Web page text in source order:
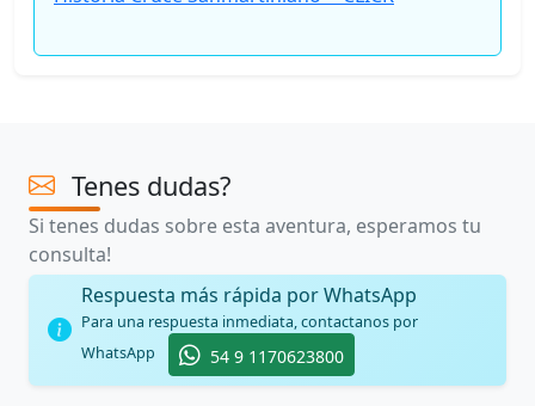
Tenes dudas?
Si tenes dudas sobre esta aventura, esperamos tu
consulta!
Respuesta más rápida por WhatsApp
Para una respuesta inmediata, contactanos por
WhatsApp
54 9 1170623800